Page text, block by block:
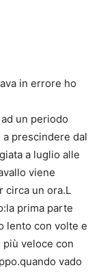
in errore ho
un periodo
a prescindere dal
a luglio alle
viene
circa un ora.L
prima parte
lento con volte e
veloce con
vado